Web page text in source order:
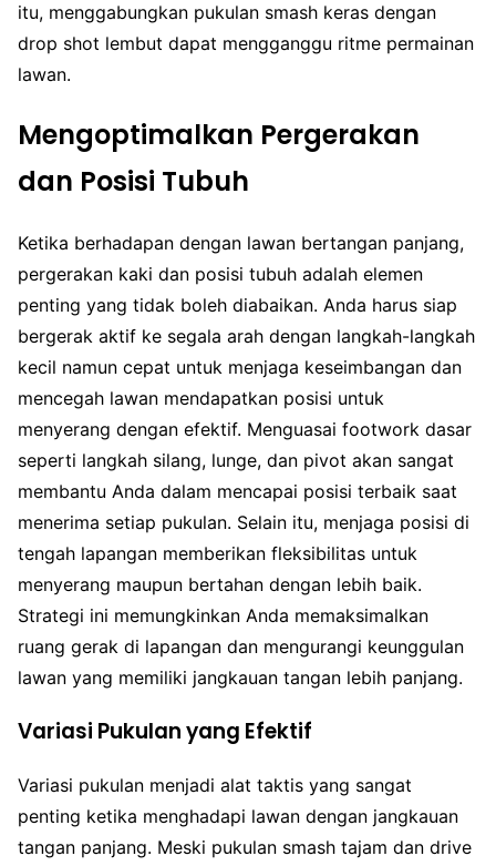
itu, menggabungkan pukulan smash keras dengan
drop shot lembut dapat mengganggu ritme permainan
lawan.
Mengoptimalkan Pergerakan
dan Posisi Tubuh
Ketika berhadapan dengan lawan bertangan panjang,
pergerakan kaki dan posisi tubuh adalah elemen
penting yang tidak boleh diabaikan. Anda harus siap
bergerak aktif ke segala arah dengan langkah-langkah
kecil namun cepat untuk menjaga keseimbangan dan
mencegah lawan mendapatkan posisi untuk
menyerang dengan efektif. Menguasai footwork dasar
seperti langkah silang, lunge, dan pivot akan sangat
membantu Anda dalam mencapai posisi terbaik saat
menerima setiap pukulan. Selain itu, menjaga posisi di
tengah lapangan memberikan fleksibilitas untuk
menyerang maupun bertahan dengan lebih baik.
Strategi ini memungkinkan Anda memaksimalkan
ruang gerak di lapangan dan mengurangi keunggulan
lawan yang memiliki jangkauan tangan lebih panjang.
Variasi Pukulan yang Efektif
Variasi pukulan menjadi alat taktis yang sangat
penting ketika menghadapi lawan dengan jangkauan
tangan panjang. Meski pukulan smash tajam dan drive